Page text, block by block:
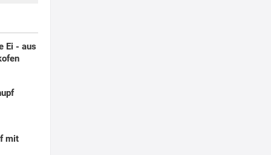
Ei - aus
mit